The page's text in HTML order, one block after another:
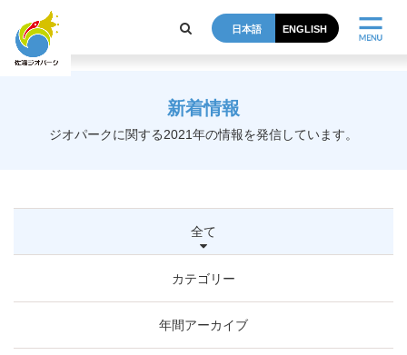
日本語 ENGLISH
新着情報
ジオパークに関する2021年の情報を発信しています。
全て
カテゴリー
年間アーカイブ